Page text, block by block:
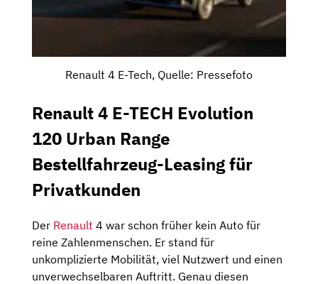
Renault 4 E-Tech, Quelle: Pressefoto
Renault 4 E-TECH Evolution
120 Urban Range
Bestellfahrzeug-Leasing für
Privatkunden
Der Renault 4 war schon früher kein Auto für
reine Zahlenmenschen. Er stand für
unkomplizierte Mobilität, viel Nutzwert und einen
unverwechselbaren Auftritt. Genau diesen